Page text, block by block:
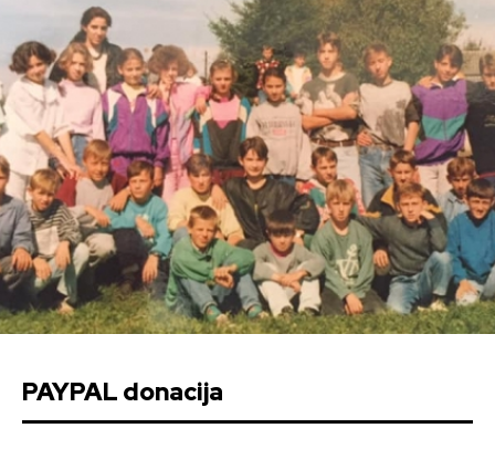
PAYPAL donacija